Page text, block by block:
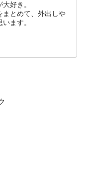
好き。
まとめて、外出しや
ます。